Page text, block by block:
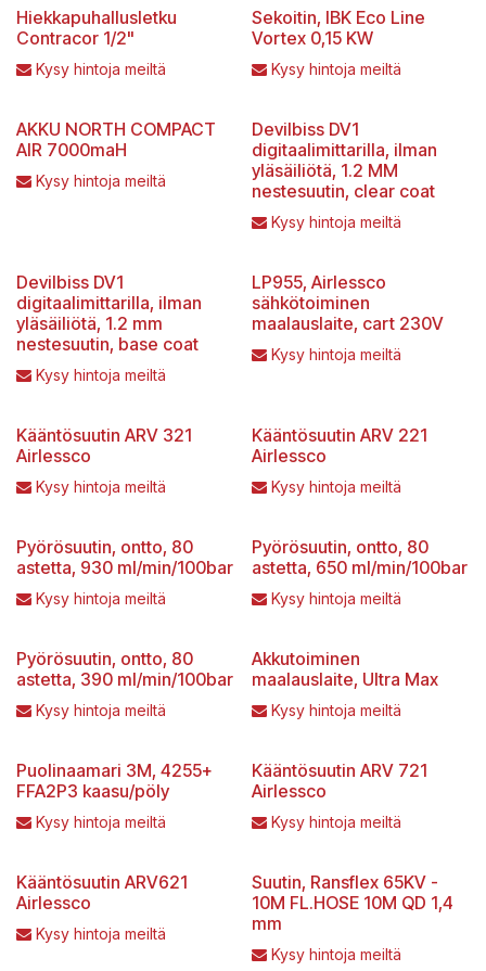
Hiekkapuhallusletku
Contracor 1/2"
Kysy hintoja meiltä
Sekoitin, IBK Eco Line
Vortex 0,15 KW
Kysy hintoja meiltä
AKKU NORTH COMPACT
AIR 7000maH
Kysy hintoja meiltä
Devilbiss DV1
digitaalimittarilla, ilman
yläsäiliötä, 1.2 MM
nestesuutin, clear coat
Kysy hintoja meiltä
Devilbiss DV1
digitaalimittarilla, ilman
yläsäiliötä, 1.2 mm
nestesuutin, base coat
Kysy hintoja meiltä
LP955, Airlessco
sähkötoiminen
maalauslaite, cart 230V
Kysy hintoja meiltä
Kääntösuutin ARV 321
Airlessco
Kysy hintoja meiltä
Kääntösuutin ARV 221
Airlessco
Kysy hintoja meiltä
Pyörösuutin, ontto, 80
astetta, 930 ml/min/100bar
Kysy hintoja meiltä
Pyörösuutin, ontto, 80
astetta, 650 ml/min/100bar
Kysy hintoja meiltä
Pyörösuutin, ontto, 80
astetta, 390 ml/min/100bar
Kysy hintoja meiltä
Akkutoiminen
maalauslaite, Ultra Max
Kysy hintoja meiltä
Puolinaamari 3M, 4255+
FFA2P3 kaasu/pöly
Kysy hintoja meiltä
Kääntösuutin ARV 721
Airlessco
Kysy hintoja meiltä
Kääntösuutin ARV621
Airlessco
Kysy hintoja meiltä
Suutin, Ransflex 65KV -
10M FL.HOSE 10M QD 1,4
mm
Kysy hintoja meiltä